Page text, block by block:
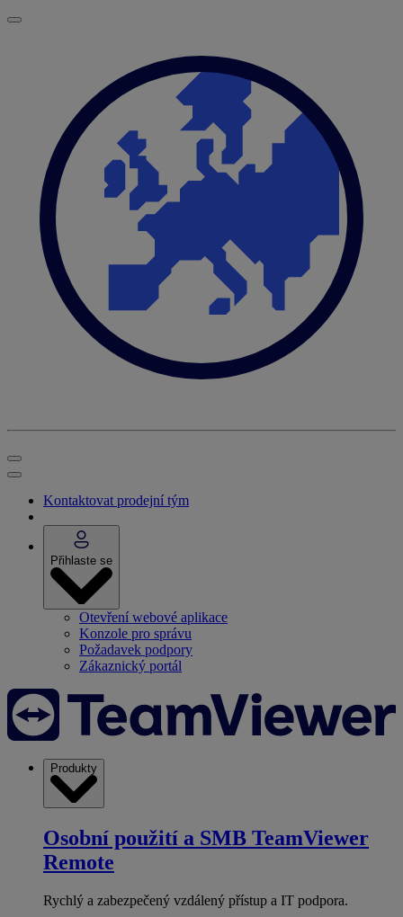
Kontaktovat prodejní tým
Přihlaste se
Otevření webové aplikace
Konzole pro správu
Požadavek podpory
Zákaznický portál
Produkty
Osobní použití a SMB TeamViewer
Remote
Rychlý a zabezpečený vzdálený přístup a IT podpora.